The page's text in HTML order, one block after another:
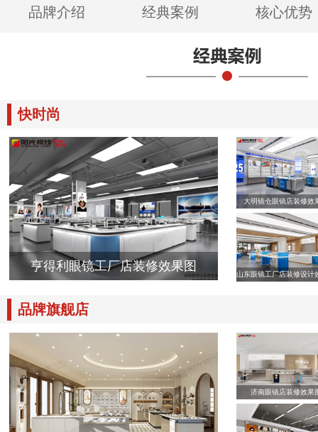
品牌介绍 经典案例 核心优势
快时尚
亨得利眼镜工厂店装修效果图
大明镜仓眼镜店装修效
山东眼镜工厂店装修设计
品牌旗舰店
济南眼镜店装修效果